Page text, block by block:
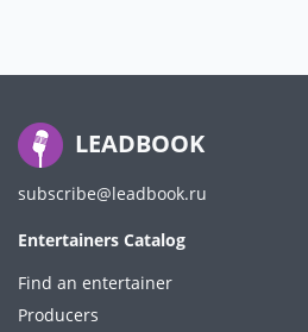
LEADBOOK
subscribe@leadbook.ru
Entertainers Catalog
Find an entertainer
Producers